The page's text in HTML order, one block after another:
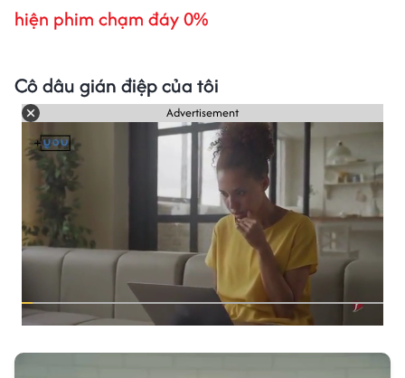
hiện phim chạm đáy 0%
Cô dâu gián điệp của tôi
Advertisement